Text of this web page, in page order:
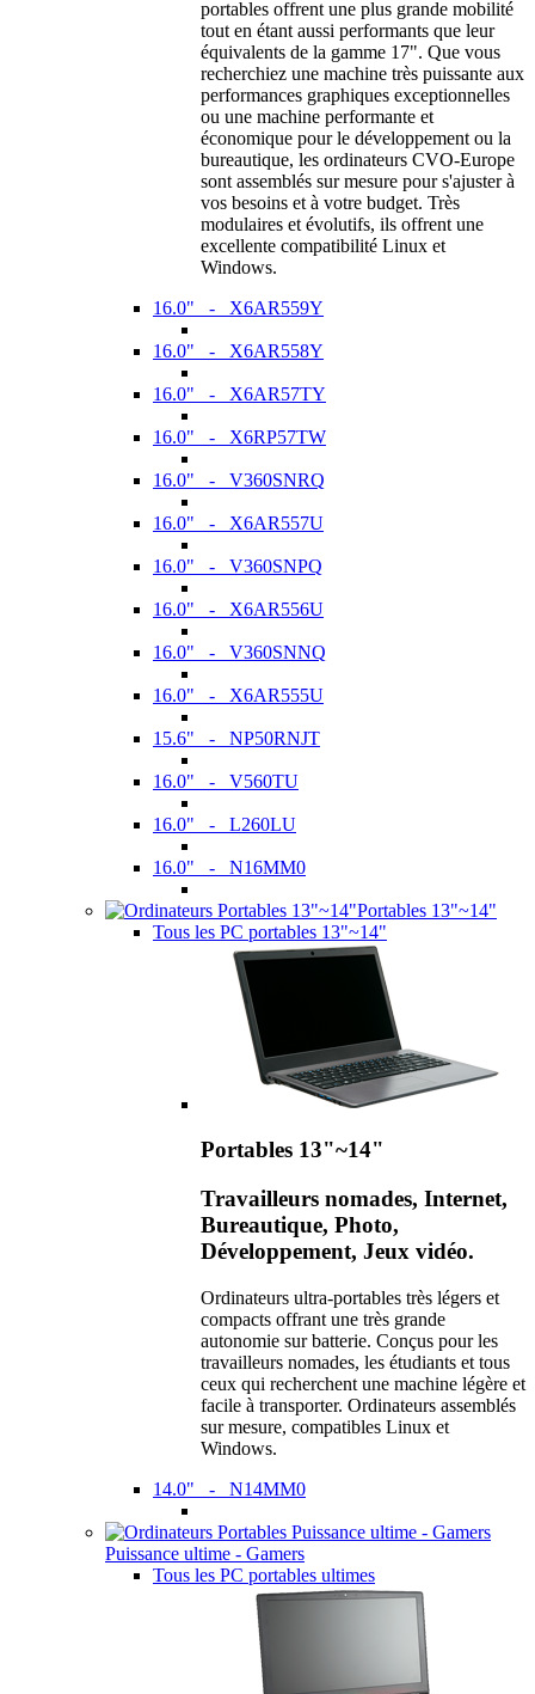
portables offrent une plus grande mobilité
tout en étant aussi performants que leur
équivalents de la gamme 17". Que vous
recherchiez une machine très puissante aux
performances graphiques exceptionnelles
ou une machine performante et
économique pour le développement ou la
bureautique, les ordinateurs CVO-Europe
sont assemblés sur mesure pour s'ajuster à
vos besoins et à votre budget. Très
modulaires et évolutifs, ils offrent une
excellente compatibilité Linux et
Windows.
16.0" - X6AR559Y
16.0" - X6AR558Y
16.0" - X6AR57TY
16.0" - X6RP57TW
16.0" - V360SNRQ
16.0" - X6AR557U
16.0" - V360SNPQ
16.0" - X6AR556U
16.0" - V360SNNQ
16.0" - X6AR555U
15.6" - NP50RNJT
16.0" - V560TU
16.0" - L260LU
16.0" - N16MM0
Portables 13"~14"
Tous les PC portables 13"~14"
Portables 13"~14"
Travailleurs nomades, Internet,
Bureautique, Photo,
Développement, Jeux vidéo.
Ordinateurs ultra-portables très légers et
compacts offrant une très grande
autonomie sur batterie. Conçus pour les
travailleurs nomades, les étudiants et tous
ceux qui recherchent une machine légère et
facile à transporter. Ordinateurs assemblés
sur mesure, compatibles Linux et
Windows.
14.0" - N14MM0
Puissance ultime - Gamers
Tous les PC portables ultimes